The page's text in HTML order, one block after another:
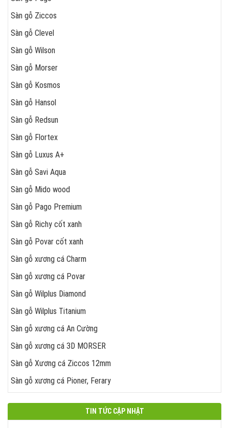
Sàn gỗ Ziccos
Sàn gỗ Clevel
Sàn gỗ Wilson
Sàn gỗ Morser
Sàn gỗ Kosmos
Sàn gỗ Hansol
Sàn gỗ Redsun
Sàn gỗ Flortex
Sàn gỗ Luxus A+
Sàn gỗ Savi Aqua
Sàn gỗ Mido wood
Sàn gỗ Pago Premium
Sàn gỗ Richy cốt xanh
Sàn gỗ Povar cốt xanh
Sàn gỗ xương cá Charm
Sàn gỗ xương cá Povar
Sàn gỗ Wilplus Diamond
Sàn gỗ Wilplus Titanium
Sàn gỗ xương cá An Cường
Sàn gỗ xương cá 3D MORSER
Sàn gỗ Xương cá Ziccos 12mm
Sàn gỗ xương cá Pioner, Ferary
TIN TỨC CẬP NHẬT